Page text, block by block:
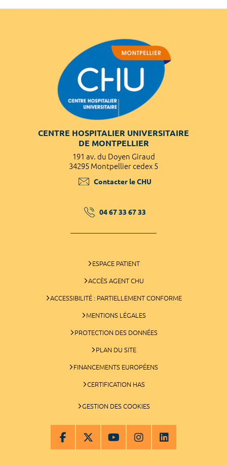
CENTRE HOSPITALIER UNIVERSITAIRE
DE MONTPELLIER
191 av. du Doyen Giraud
34295 Montpellier cedex 5
Contacter le CHU
04 67 33 67 33
ESPACE PATIENT
ACCÈS AGENT CHU
ACCESSIBILITÉ : PARTIELLEMENT CONFORME
MENTIONS LÉGALES
PROTECTION DES DONNÉES
PLAN DU SITE
FINANCEMENTS EUROPÉENS
CERTIFICATION HAS
GESTION DES COOKIES